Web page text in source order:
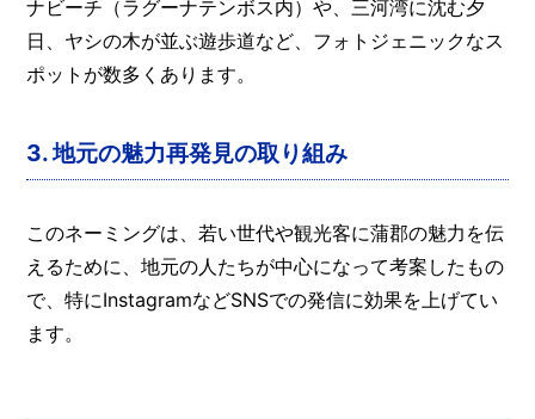
ナビーチ（ラグーナテンボス内）や、三河湾に沈む夕
日、ヤシの木が並ぶ遊歩道など、フォトジェニックなス
ポットが数多くあります。
3.地元の魅力再発見の取り組み
このネーミングは、若い世代や観光客に蒲郡の魅力を伝
えるために、地元の人たちが中心になって考案したもの
で、特にInstagramなどSNSでの発信に効果を上げてい
ます。